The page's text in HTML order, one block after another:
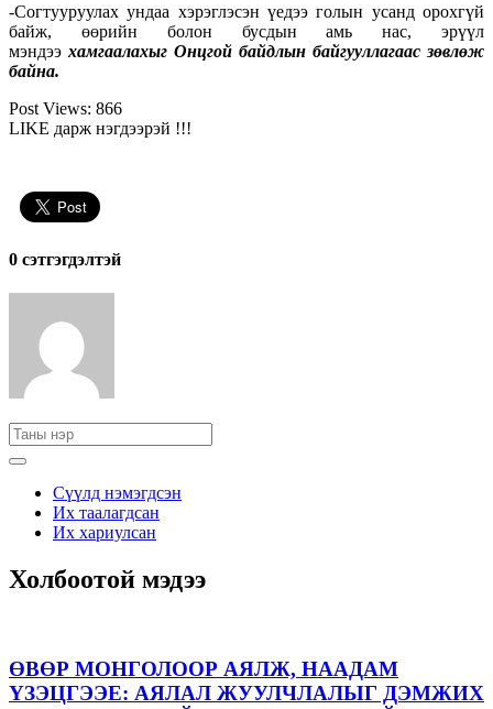
-Согтууруулах ундаа хэрэглэсэн үедээ голын усанд орохгүй
байж, өөрийн болон бусдын амь нас, эрүүл
мэндээ хамгаалахыг Онцгой байдлын байгууллагаас зөвлөж
байна.
Post Views: 866
LIKE дарж нэгдээрэй !!!
0 cэтгэгдэлтэй
Сүүлд нэмэгдсэн
Их таалагдсан
Их хариулсан
Холбоотой мэдээ
ӨВӨР МОНГОЛООР АЯЛЖ, НААДАМ
ҮЗЭЦГЭЭЕ: АЯЛАЛ ЖУУЛЧЛАЛЫГ ДЭМЖИХ